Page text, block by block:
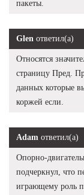
пакеты.
Glen ответил(а)
Относятся
страницу Пред.
данных которые
коржей если.
Adam ответил(а)
Опорно-
подчеркнул, что
играющему роль